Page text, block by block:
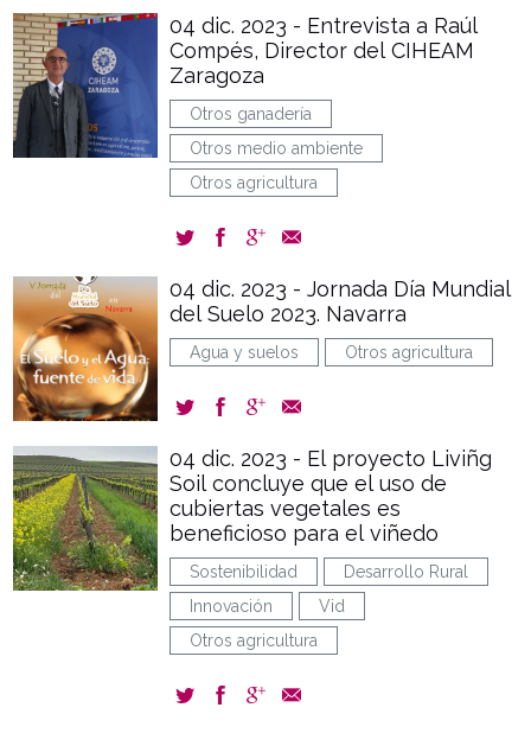
04 dic. 2023 - Entrevista a Raúl
Compés, Director del CIHEAM
Zaragoza
Otros ganadería
Otros medio ambiente
Otros agricultura
04 dic. 2023 - Jornada Día Mundial
del Suelo 2023. Navarra
Agua y suelos Otros agricultura
04 dic. 2023 - El proyecto Liviñg
Soil concluye que el uso de
cubiertas vegetales es
beneficioso para el viñedo
Sostenibilidad
Desarrollo Rural
Innovación
Vid
Otros agricultura